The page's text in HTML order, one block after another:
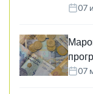
07
07